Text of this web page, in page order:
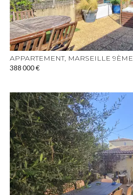
APPARTEMENT, MARSEILLE 9ÈME
388 000 €